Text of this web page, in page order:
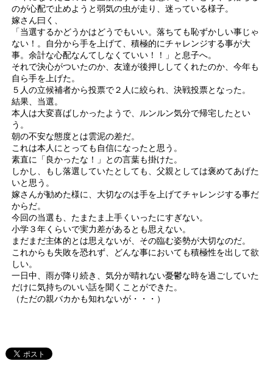
のが心配で止めようと弱気の虫が走り、迷っている様子。
嫁さん曰く、
「当選するかどうかはどうでもいい。落ちても恥ずかしい事じゃ
ない！。自分から手を上げて、積極的にチャレンジする事が大
事。余計な心配なんてしなくていい！！」と息子へ。
それで決心がついたのか、友達が後押ししてくれたのか、今年も
自ら手を上げた。
５人の立候補者から投票で２人に絞られ、決戦投票となった。
結果、当選。
本人は大変喜ばしかったようで、ルンルン気分で帰宅したとい
う。
朝の不安な態度とは雲泥の差だ。
これは本人にとっても自信になったと思う。
素直に「良かったな！」との言葉も掛けた。
しかし、もし落選していたとしても、父親としては褒めてあげた
いと思う。
嫁さんが勧めた様に、大切なのは手を上げてチャレンジする事だ
からだ。
今回の当選も、たまたま上手くいったにすぎない。
小学３年くらいで実力差があるとも思えない。
まだまだ主体的とは思えないが、その臨む姿勢が大切なのだ。
これからも失敗を恐れず、どんな事においても積極性を出して欲
しい。
一日中、雨が降り続き、気分が晴れない憂鬱な時を過ごしていた
だけに気持ちのいい話を聞くことができた。
（ただの親バカかも知れないが・・・）